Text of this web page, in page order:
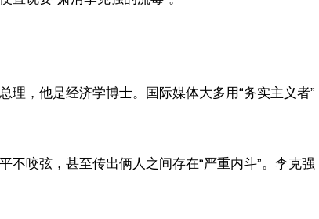
理，他是经济学博士。国际媒体大多用“务实主义者”
不咬弦，甚至传出俩人之间存在“严重内斗”。李克强